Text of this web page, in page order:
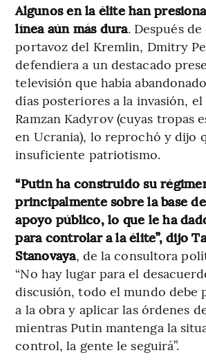
Algunos en la élite han
línea aún más dura. Después
portavoz del Kremlin, Dmitry
defendiera a un destacado
televisión que había
días posteriores a la invasión,
Ramzan Kadyrov (cuyas tropas
en Ucrania), lo reprochó y dijo
insuficiente patriotismo.
“Putin ha construido su
principalmente sobre la base
apoyo público, lo que le ha
para controlar a la élite”, dijo
Stanovaya, de la consultora
“No hay lugar para el
discusión, todo el mundo debe
a la obra y aplicar las órdenes
mientras Putin mantenga la
control, la gente le seguirá”.